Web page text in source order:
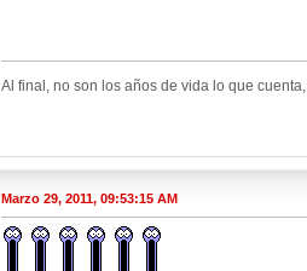
Al final, no son los años de vida lo que
Marzo 29, 2011, 09:53:15 AM